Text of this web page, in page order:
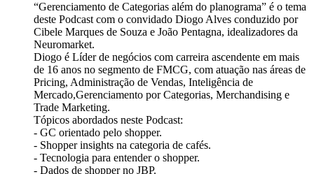
“Gerenciamento de Categorias além do planograma” é o tema
deste Podcast com o convidado Diogo Alves conduzido por
Cibele Marques de Souza e João Pentagna, idealizadores da
Neuromarket.
Diogo é Líder de negócios com carreira ascendente em mais
de 16 anos no segmento de FMCG, com atuação nas áreas de
Pricing, Administração de Vendas, Inteligência de
Mercado,Gerenciamento por Categorias, Merchandising e
Trade Marketing.
Tópicos abordados neste Podcast:
- GC orientado pelo shopper.
- Shopper insights na categoria de cafés.
- Tecnologia para entender o shopper.
- Dados de shopper no JBP.